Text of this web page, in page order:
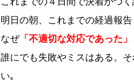
明日の朝、これまでの経過報
なぜ「不適切な対応であった」
誰にでも失敗やミスはある。
い｡